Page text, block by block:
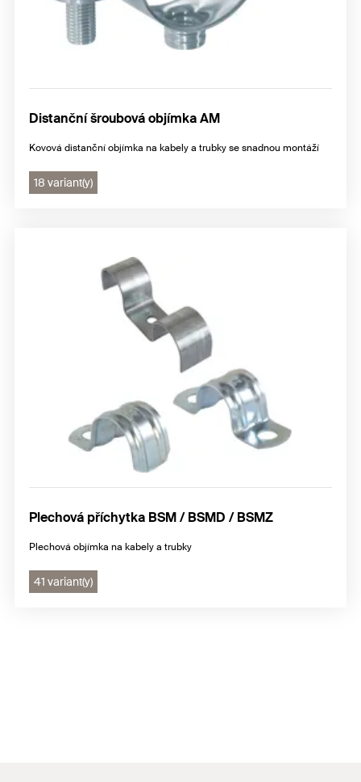
Distanční šroubová objímka AM
Kovová distanční objímka na kabely a trubky se snadnou montáží
18 variant(y)
Plechová příchytka BSM / BSMD / BSMZ
Plechová objímka na kabely a trubky
41 variant(y)